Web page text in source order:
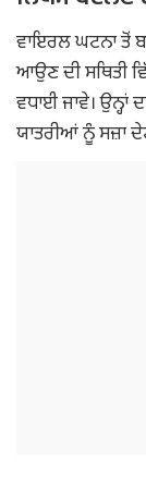
ਵਾਇਰਲ ਘਟਨਾ ਤੋਂ
ਆਉਣ ਦੀ ਸਥਿਤੀ
ਵਧਾਈ ਜਾਵੇ। ਉਨ੍ਹਾਂ
ਯਾਤਰੀਆਂ ਨੂੰ ਸਜ਼ਾ